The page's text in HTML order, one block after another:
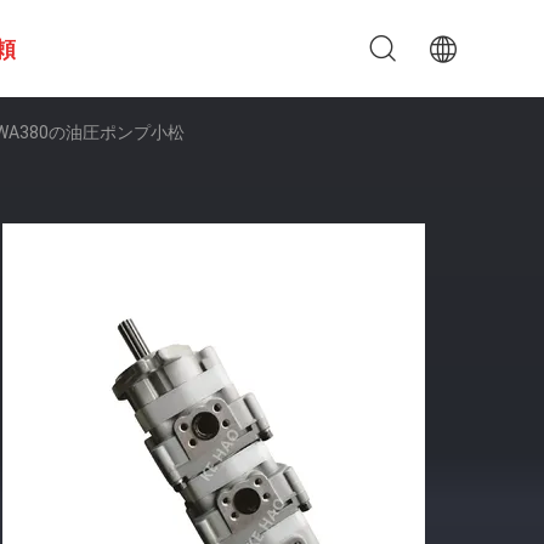
の油圧ポンプ小松